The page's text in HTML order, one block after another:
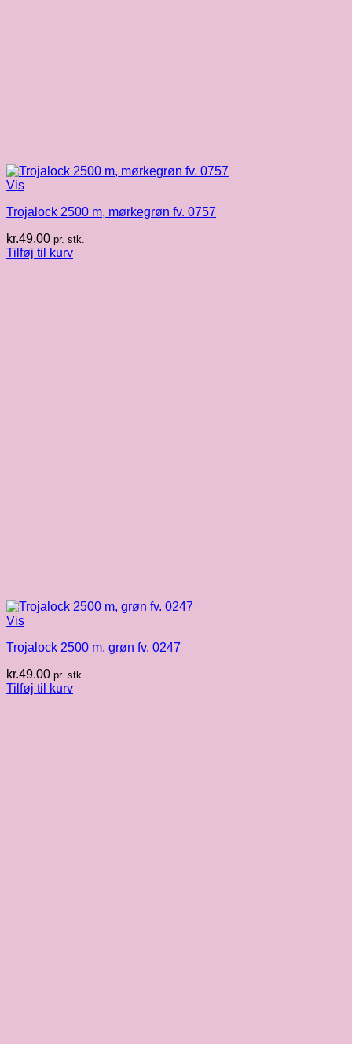
Vis
Trojalock 2500 m, mørkegrøn fv. 0757
kr.49.00 pr. stk.
Tilføj til kurv
Vis
Trojalock 2500 m, grøn fv. 0247
kr.49.00 pr. stk.
Tilføj til kurv